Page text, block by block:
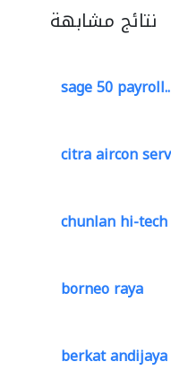
نتائج مشابهة
sage 50 payroll..
citra aircon
chunlan hi-
borneo raya
berkat andijaya